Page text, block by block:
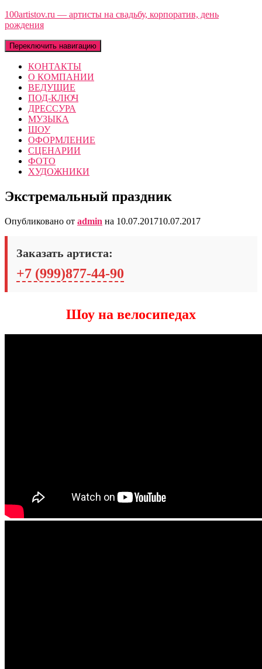
100artistov.ru — артисты на свадьбу, корпоратив, день
рождения
Переключить навигацию
КОНТАКТЫ
О КОМПАНИИ
ВЕДУЩИЕ
ПОД-КЛЮЧ
ДРЕССУРА
МУЗЫКА
ШОУ
ОФОРМЛЕНИЕ
СЦЕНАРИИ
ФОТО
ХУДОЖНИКИ
Экстремальный праздник
Опубликовано от admin на 10.07.201710.07.2017
Заказать артиста:
+7 (999)877-44-90
Шоу на велосипедах